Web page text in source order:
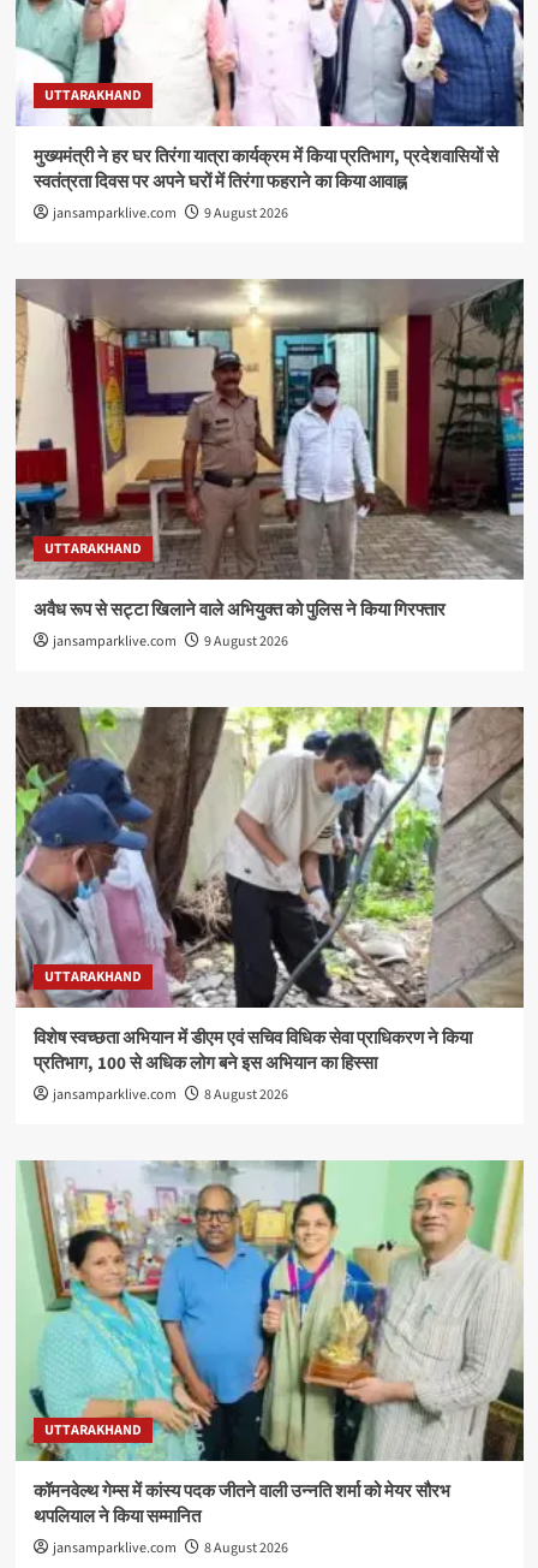
UTTARAKHAND
मुख्यमंत्री ने हर घर तिरंगा यात्रा कार्यक्रम में किया प्रतिभाग, प्रदेशवासियों से
स्वतंत्रता दिवस पर अपने घरों में तिरंगा फहराने का किया आवाह्न
jansamparklive.com 9 August 2026
UTTARAKHAND
अवैध रूप से सट्टा खिलाने वाले अभियुक्त को पुलिस ने किया गिरफ्तार
jansamparklive.com 9 August 2026
UTTARAKHAND
विशेष स्वच्छता अभियान में डीएम एवं सचिव विधिक सेवा प्राधिकरण ने किया
प्रतिभाग, 100 से अधिक लोग बने इस अभियान का हिस्सा
jansamparklive.com 8 August 2026
UTTARAKHAND
कॉमनवेल्थ गेम्स में कांस्य पदक जीतने वाली उन्नति शर्मा को मेयर सौरभ
थपलियाल ने किया सम्मानित
jansamparklive.com 8 August 2026